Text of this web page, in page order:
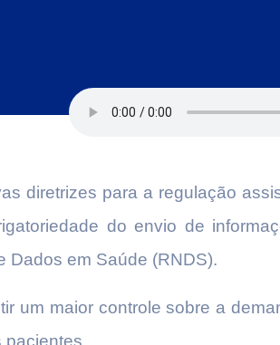
diretrizes para a regulação
do envio de
Dados em Saúde (RNDS).
um maior controle sobre a
pacientes.